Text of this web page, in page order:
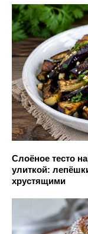
Слоёное тесто
улиткой:
хрустящими